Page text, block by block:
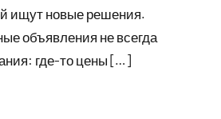
ищут новые решения.
объявления не всегда
где-то цены […]